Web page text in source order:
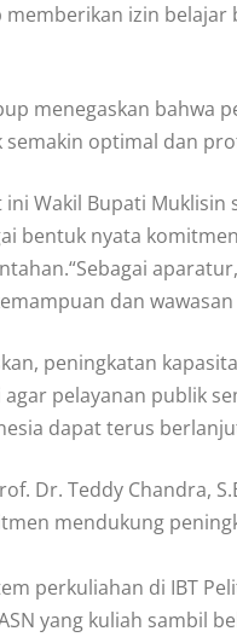
memberikan izin
menegaskan bahwa
semakin optimal dan
ini Wakil Bupati
bentuk nyata
dan
peningkatan
agar pelayanan publik
dapat terus
Dr. Teddy Chandra,
mendukung
perkuliahan di IBT
yang kuliah sambil